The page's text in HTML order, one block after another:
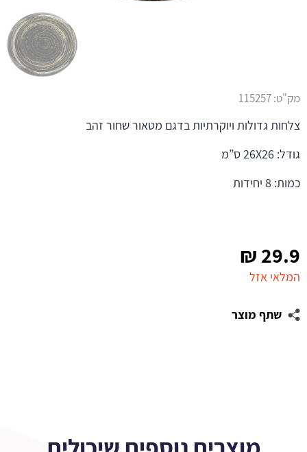
29.9
₪
המלאי אזל
שתף מוצר
מק"ט:115257
צלחות גדולות ויוקרתיות בדגם מטאור שחור זהב
גודל: 26X26 ס”מ
כמות: 8 יחידות